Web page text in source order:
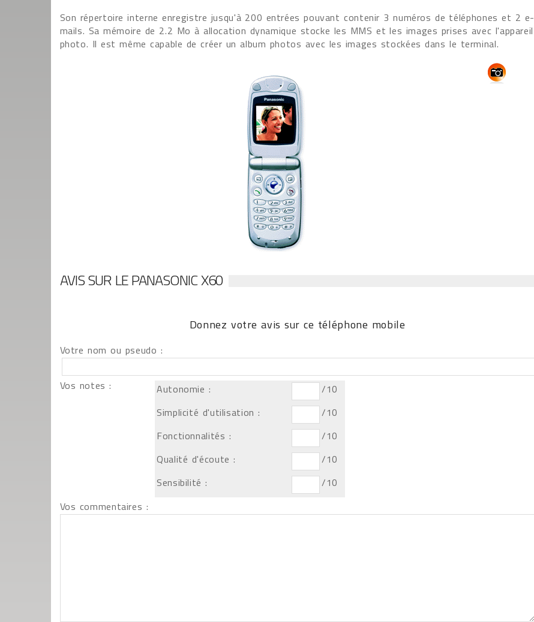
Son répertoire interne enregistre jusqu'à 200 entrées pouvant contenir 3 numéros de téléphones et 2 e-
mails. Sa mémoire de 2.2 Mo à allocation dynamique stocke les MMS et les images prises avec l'appareil
photo. Il est même capable de créer un album photos avec les images stockées dans le terminal.
AVIS SUR LE PANASONIC X60
Donnez votre avis sur ce téléphone mobile
Votre nom ou pseudo :
Vos notes : Autonomie :
/10
Simplicité d'utilisation :
/10
Fonctionnalités :
/10
Qualité d'écoute :
/10
Sensibilité :
/10
Vos commentaires :